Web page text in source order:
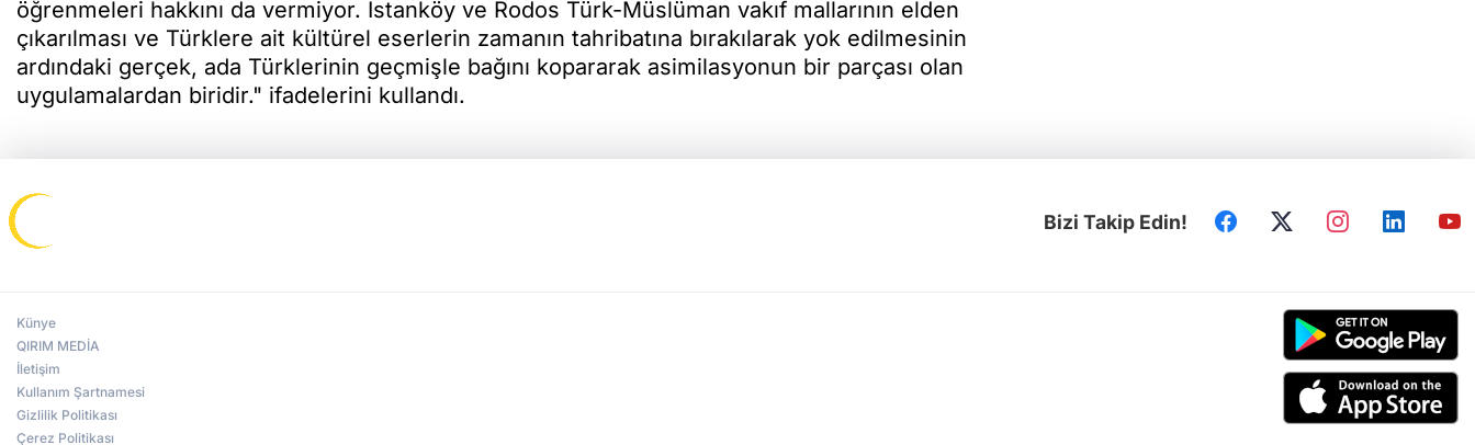
öğrenmeleri hakkını da vermiyor. İstanköy ve Rodos Türk-Müslüman vakıf mallarının elden
çıkarılması ve Türklere ait kültürel eserlerin zamanın tahribatına bırakılarak yok edilmesinin
ardındaki gerçek, ada Türklerinin geçmişle bağını kopararak asimilasyonun bir parçası olan
uygulamalardan biridir." ifadelerini kullandı.
Bizi Takip Edin!
Künye
QIRIM MEDİA
İletişim
Kullanım Şartnamesi
Gizlilik Politikası
Çerez Politikası